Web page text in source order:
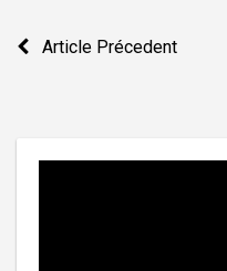
Navigation
Article Précedent